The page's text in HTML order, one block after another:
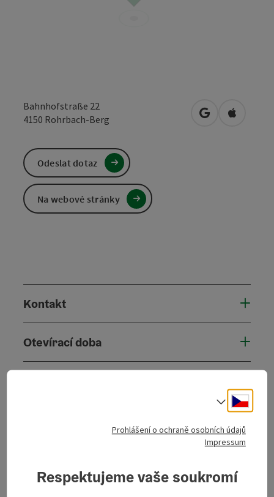
Bahnhofstraße 22
4150 Rohrbach-Berg Otevřít vOtevřít v
Kontakt
Otevírací doba
Odeslat dotaz
Na webové stránky
Cesky
Volba
Prohlášení o ochraně osobních údajů
Impressum
Respektujeme vaše soukromí